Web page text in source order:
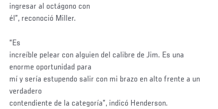
ingresar al octágono con
él”, reconoció Miller.
“Es
increíble pelear con alguien del calibre de Jim. Es una
enorme oportunidad para
mí y sería estupendo salir con mi brazo en alto frente a un
verdadero
contendiente de la categoría”, indicó Henderson.